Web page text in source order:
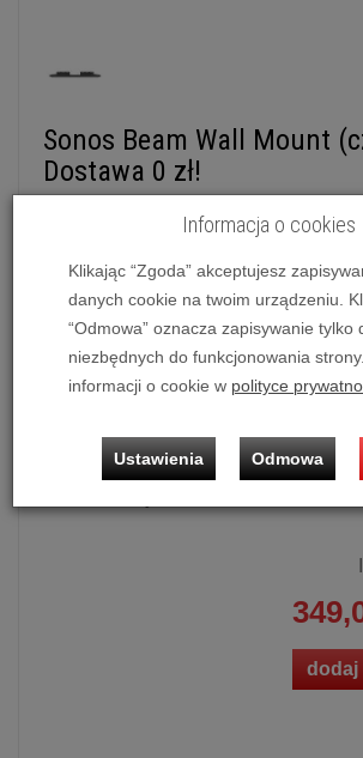
Sonos Beam Wall Mount
Dostawa 0 zł!
Producent: Sonos
Dostępność:
Potwierdź dostępność mailowo lub
Dostępność produktu deklarowana w
dostawcy.
Powiadom o dostępności
dodaj
Informacja o cookies
Klikając “Zgoda” akceptujesz
danych cookie na twoim urządzeniu.
“Odmowa” oznacza zapisywanie tylko
niezbędnych do funkcjonowania
informacji o cookie w polityce
Ustawienia Odmowa